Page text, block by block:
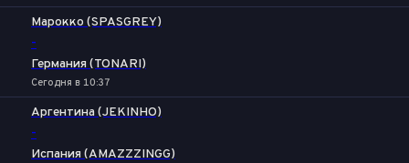
Марокко (SPASGREY)
-
Германия (TONARI)
Сегодня в 10:37
Аргентина (JEKINHO)
-
Испания (AMAZZZINGG)